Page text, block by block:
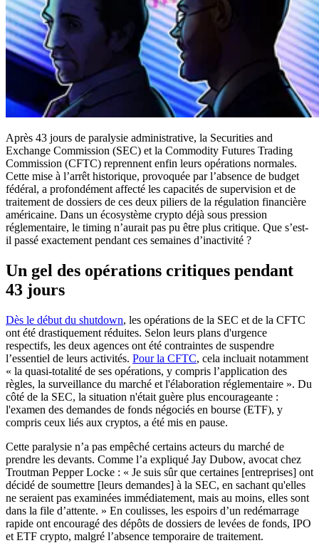
Après 43 jours de paralysie administrative, la Securities and
Exchange Commission (SEC) et la Commodity Futures Trading
Commission (CFTC) reprennent enfin leurs opérations normales.
Cette mise à l’arrêt historique, provoquée par l’absence de budget
fédéral, a profondément affecté les capacités de supervision et de
traitement de dossiers de ces deux piliers de la régulation financière
américaine. Dans un écosystème crypto déjà sous pression
réglementaire, le timing n’aurait pas pu être plus critique. Que s’est-
il passé exactement pendant ces semaines d’inactivité ?
Un gel des opérations critiques pendant
43 jours
Dès le début du shutdown, les opérations de la SEC et de la CFTC
ont été drastiquement réduites. Selon leurs plans d'urgence
respectifs, les deux agences ont été contraintes de suspendre
l’essentiel de leurs activités. Pour la CFTC, cela incluait notamment
« la quasi-totalité de ses opérations, y compris l’application des
règles, la surveillance du marché et l'élaboration réglementaire ». Du
côté de la SEC, la situation n'était guère plus encourageante :
l'examen des demandes de fonds négociés en bourse (ETF), y
compris ceux liés aux cryptos, a été mis en pause.
Cette paralysie n’a pas empêché certains acteurs du marché de
prendre les devants. Comme l’a expliqué Jay Dubow, avocat chez
Troutman Pepper Locke : « Je suis sûr que certaines [entreprises] ont
décidé de soumettre [leurs demandes] à la SEC, en sachant qu'elles
ne seraient pas examinées immédiatement, mais au moins, elles sont
dans la file d’attente. » En coulisses, les espoirs d’un redémarrage
rapide ont encouragé des dépôts de dossiers de levées de fonds, IPO
et ETF crypto, malgré l’absence temporaire de traitement.